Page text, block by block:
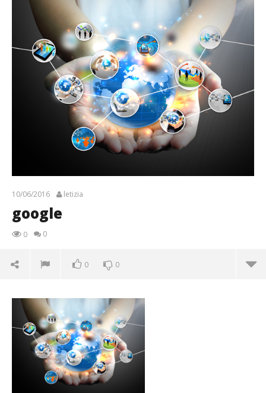
10/06/2016 letizia
google
0 0
0 0
10/06/2016
letizia